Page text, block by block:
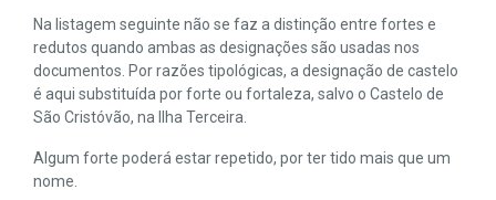
Na listagem seguinte não se faz a distinção entre fortes e
redutos quando ambas as designações são usadas nos
documentos. Por razões tipológicas, a designação de castelo
é aqui substituída por forte ou fortaleza, salvo o Castelo de
São Cristóvão, na Ilha Terceira.
Algum forte poderá estar repetido, por ter tido mais que um
nome.